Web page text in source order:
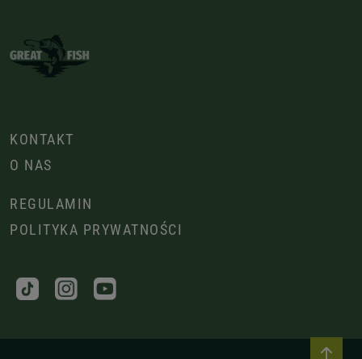
KONTAKT
O NAS
REGULAMIN
POLITYKA PRYWATNOŚCI